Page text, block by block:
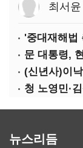
최서윤
'중대재해법
청 노영민·
뉴스리듬